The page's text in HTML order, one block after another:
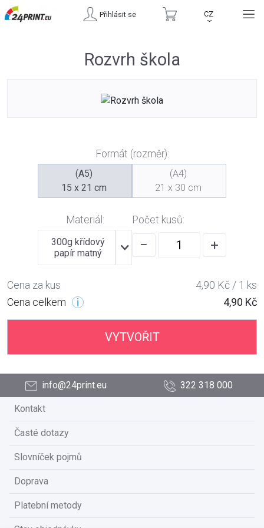
Přihlásit se CZ
›
Rozvrh škola
Formát (rozměr):
(A5)
15 x 21 cm
(A4)
21 x 30 cm
Materiál:
300g křídový
papír matný
Počet kusů:
− +
Cena za kus
4,90 Kč / 1 ks
Cena celkem
4,90 Kč
VYTVOŘIT
info@24print.eu 322 318 000
Kontakt
Časté dotazy
Slovníček pojmů
Doprava
Platební metody